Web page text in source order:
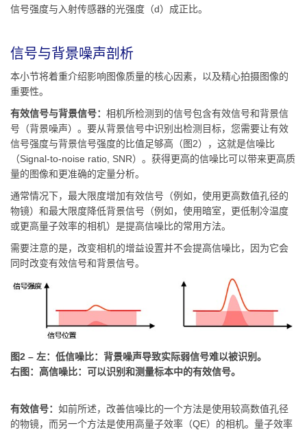
信号强度与入射传感器的光强度（d）成正比。
信号与背景噪声剖析
本小节将着重介绍影响图像质量的核心因素，以及精心拍摄图像的
重要性。
有效信号与背景信号： 相机所检测到的信号包含有效信号和背景信
号（背景噪声）。要从背景信号中识别出检测目标，您需要让有效
信号强度与背景信号强度的比值足够高（图2），这就是信噪比
（Signal-to-noise ratio, SNR）。获得更高的信噪比可以带来更高质
量的图像和更准确的定量分析。
通常情况下，最大限度增加有效信号（例如，使用更高数值孔径的
物镜）和最大限度降低背景信号（例如，使用暗室，更低制冷温度
或更高量子效率的相机）是提高信噪比的常用方法。
需要注意的是，改变相机的增益设置并不会提高信噪比，因为它会
同时改变有效信号和背景信号。
图2 – 左：低信噪比：背景噪声导致实际弱信号难以被识别。
右图：高信噪比：可以识别和测量标本中的有效信号。
有效信号： 如前所述，改善信噪比的一个方法是使用较高数值孔径
的物镜，而另一个方法是使用高量子效率（QE）的相机。量子效率